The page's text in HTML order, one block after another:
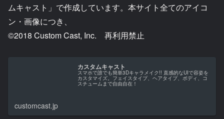
ムキャスト」で作成しています。本サイト全てのアイコ
ン・画像につき、
©2018 Custom Cast, Inc. 再利用禁止
カスタムキャスト
スマホで誰でも簡単3Dキャラメイク!! 直感的なUIで容姿を
カスタマイズ。フェイスタイプ、ヘアタイプ、ボディ、コ
スチュームまで自由自在！
customcast.jp